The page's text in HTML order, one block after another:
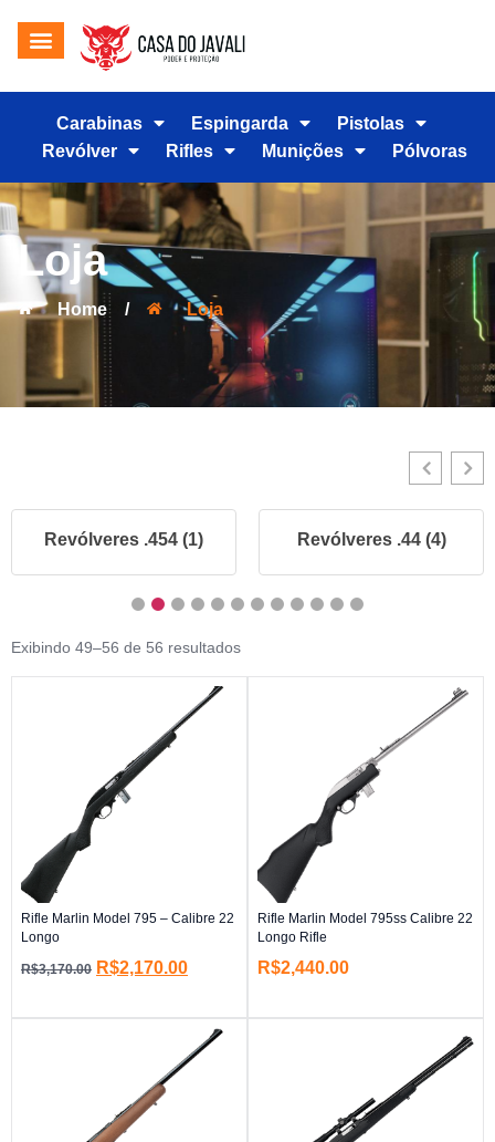
Carabinas Espingarda
Pistolas
Revólver
Rifles Munições Pólvoras
Loja
Home / Loja
Revólveres .454 (1) Revólveres .44 (4)
Exibindo 49–56 de 56 resultados
Rifle Marlin Model 795 – Calibre 22
Longo
R$3,170.00 R$2,170.00
Rifle Marlin Model 795ss Calibre 22
Longo Rifle
R$2,440.00